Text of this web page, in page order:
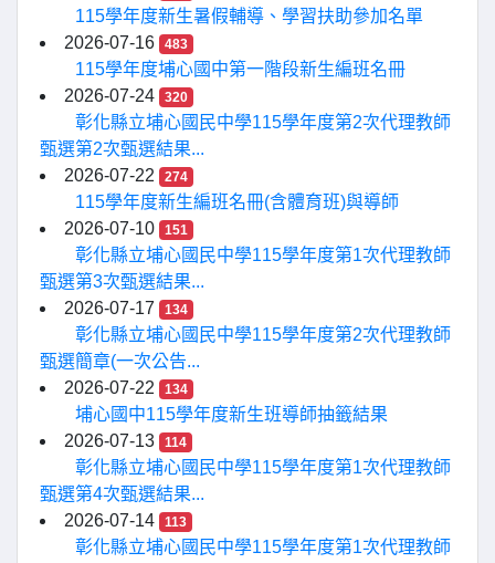
115學年度新生暑假輔導、學習扶助參加名單
2026-07-16
483
115學年度埔心國中第一階段新生編班名冊
2026-07-24
320
彰化縣立埔心國民中學115學年度第2次代理教師
甄選第2次甄選結果...
2026-07-22
274
115學年度新生編班名冊(含體育班)與導師
2026-07-10
151
彰化縣立埔心國民中學115學年度第1次代理教師
甄選第3次甄選結果...
2026-07-17
134
彰化縣立埔心國民中學115學年度第2次代理教師
甄選簡章(一次公告...
2026-07-22
134
埔心國中115學年度新生班導師抽籤結果
2026-07-13
114
彰化縣立埔心國民中學115學年度第1次代理教師
甄選第4次甄選結果...
2026-07-14
113
彰化縣立埔心國民中學115學年度第1次代理教師